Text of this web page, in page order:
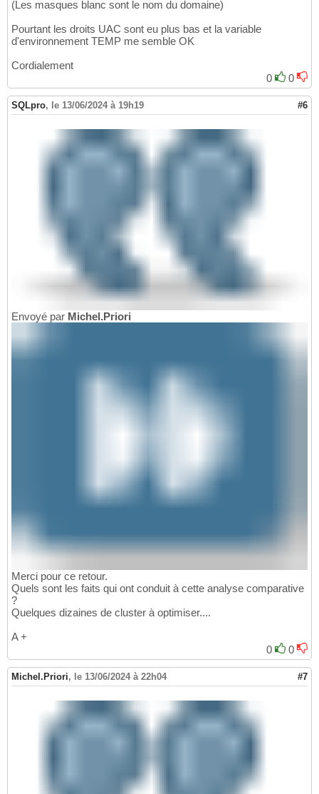
(Les masques blanc sont le nom du domaine)
Pourtant les droits UAC sont eu plus bas et la variable
d'environnement TEMP me semble OK
Cordialement
0
0
SQLpro, le 13/06/2024 à 19h19 #6
Envoyé par Michel.Priori
Merci pour ce retour.
Quels sont les faits qui ont conduit à cette analyse comparative
?
Quelques dizaines de cluster à optimiser....
A +
0
0
Michel.Priori, le 13/06/2024 à 22h04 #7